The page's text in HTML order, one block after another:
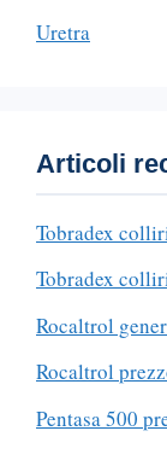
Uretra
Articoli
Tobradex
Tobradex
Rocaltrol
Rocaltrol
Pentasa 500